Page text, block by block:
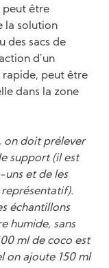
peut être
la solution
des sacs de
d’un
peut être
dans la zone
on doit prélever
support (il est
uns et de les
échantillons
humide, sans
ml de coco est
on ajoute 150 ml